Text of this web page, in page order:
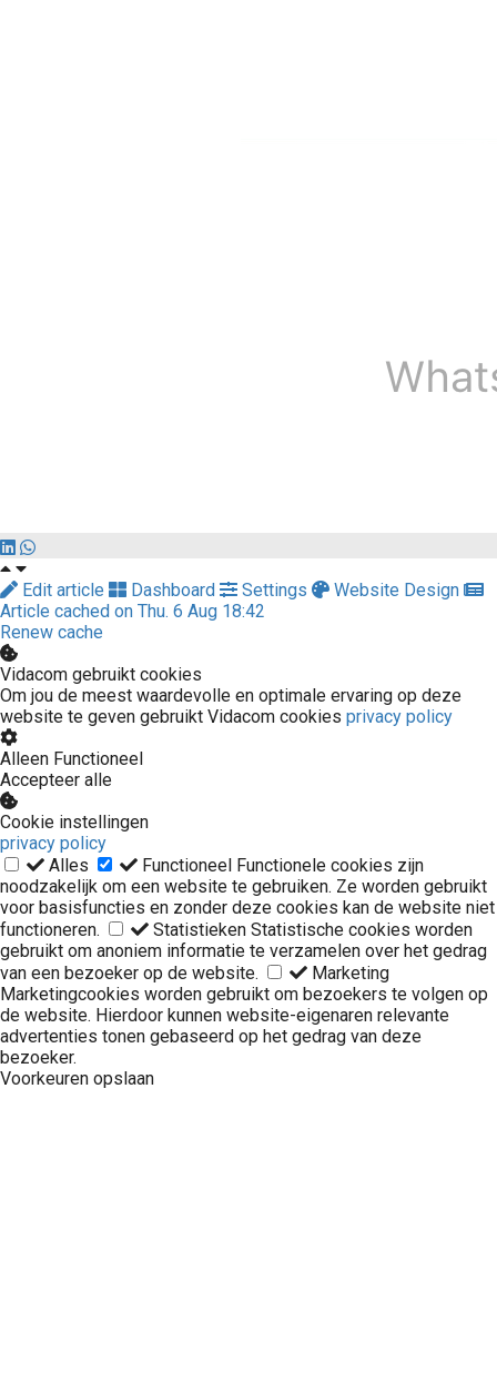
Edit article Dashboard Settings
Website Design
Article cached on Thu. 6 Aug 18:42
Renew cache
Vidacom gebruikt cookies
Om jou de meest waardevolle en optimale ervaring op deze
website te geven gebruikt Vidacom cookies privacy policy
Alleen Functioneel
Accepteer alle
Cookie instellingen
privacy policy
Alles
Functioneel Functionele cookies zijn
noodzakelijk om een website te gebruiken. Ze worden gebruikt
voor basisfuncties en zonder deze cookies kan de website niet
functioneren.
Statistieken Statistische cookies worden
gebruikt om anoniem informatie te verzamelen over het gedrag
van een bezoeker op de website.
Marketing
Marketingcookies worden gebruikt om bezoekers te volgen op
de website. Hierdoor kunnen website-eigenaren relevante
advertenties tonen gebaseerd op het gedrag van deze
bezoeker.
Voorkeuren opslaan